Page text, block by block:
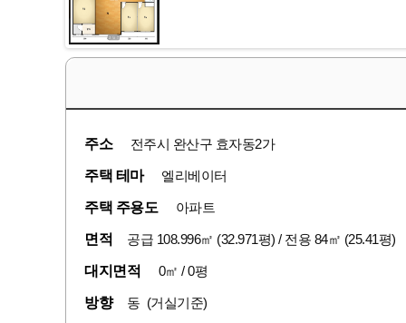
주소 전주시 완산구 효자동2가
주택 테마 엘리베이터
주택 주용도 아파트
면적 공급 108.996㎡ (32.971평) / 전용 84㎡ (25.41평)
대지면적 0㎡ / 0평
방향 동 (거실기준)